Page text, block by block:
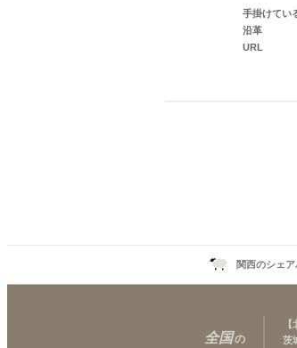
手掛けてい
沿革
URL
関西のシェ
全国の
【
茨